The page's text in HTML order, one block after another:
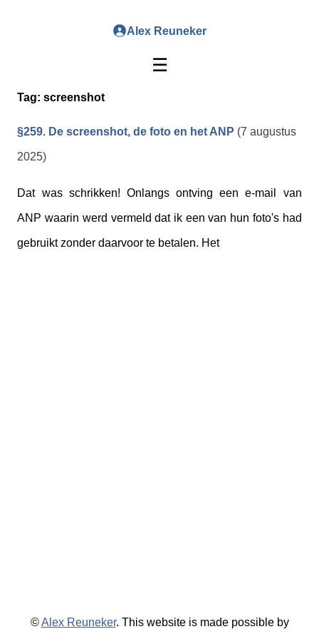
Alex Reuneker
☰
Tag:screenshot
§259. De screenshot, de foto en het ANP (7 augustus
2025)
Dat was schrikken! Onlangs ontving een e-mail van
ANP waarin werd vermeld dat ik een van hun foto's had
gebruikt zonder daarvoor te betalen. Het
©Alex Reuneker. This website is made possible by